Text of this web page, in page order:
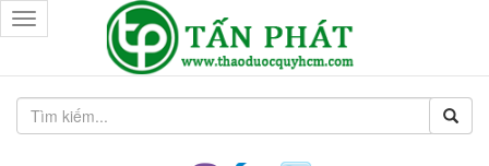
Toggle
navigation